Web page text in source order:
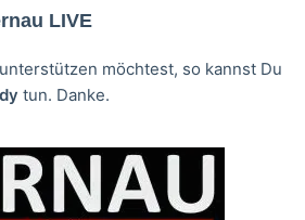
LIVE
möchtest, so kannst Du
tun. Danke.